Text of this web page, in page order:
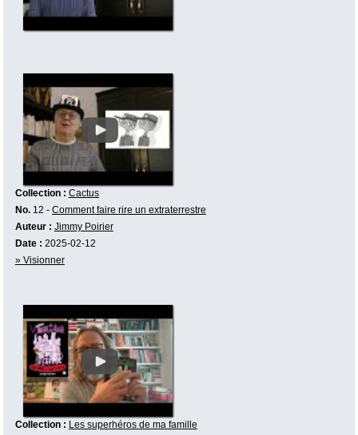
Collection : Cactus
No.12 - Comment faire rire un extraterrestre
Auteur : Jimmy Poirier
Date : 2025-02-12
» Visionner
Collection : Les superhéros de ma famille